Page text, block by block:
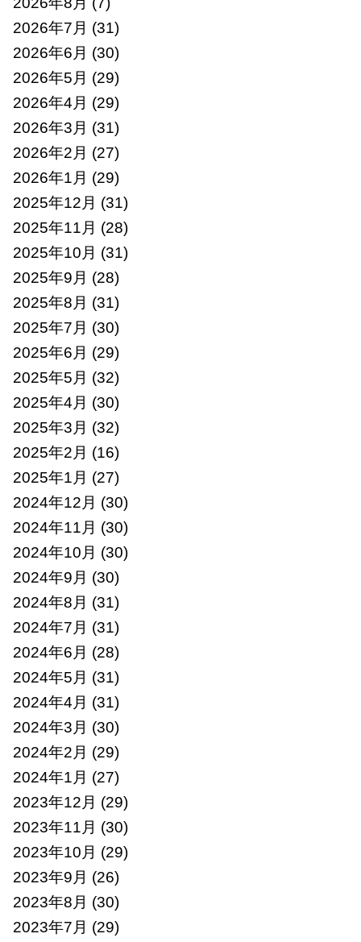
2026年7月 (31)
2026年6月 (30)
2026年5月 (29)
2026年4月 (29)
2026年3月 (31)
2026年2月 (27)
2026年1月 (29)
2025年12月 (31)
2025年11月 (28)
2025年10月 (31)
2025年9月 (28)
2025年8月 (31)
2025年7月 (30)
2025年6月 (29)
2025年5月 (32)
2025年4月 (30)
2025年3月 (32)
2025年2月 (16)
2025年1月 (27)
2024年12月 (30)
2024年11月 (30)
2024年10月 (30)
2024年9月 (30)
2024年8月 (31)
2024年7月 (31)
2024年6月 (28)
2024年5月 (31)
2024年4月 (31)
2024年3月 (30)
2024年2月 (29)
2024年1月 (27)
2023年12月 (29)
2023年11月 (30)
2023年10月 (29)
2023年9月 (26)
2023年8月 (30)
2023年7月 (29)